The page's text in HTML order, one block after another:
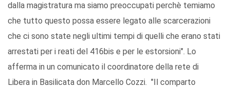
dalla magistratura ma siamo preoccupati perchè temiamo
che tutto questo possa essere legato alle scarcerazioni
che ci sono state negli ultimi tempi di quelli che erano stati
arrestati per i reati del 416bis e per le estorsioni". Lo
afferma in un comunicato il coordinatore della rete di
Libera in Basilicata don Marcello Cozzi. "Il comparto